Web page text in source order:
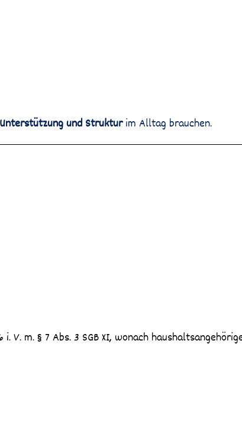
und Strukturim Alltag brauchen.
V. m. § 7 Abs. 3 SGB XI, wonach